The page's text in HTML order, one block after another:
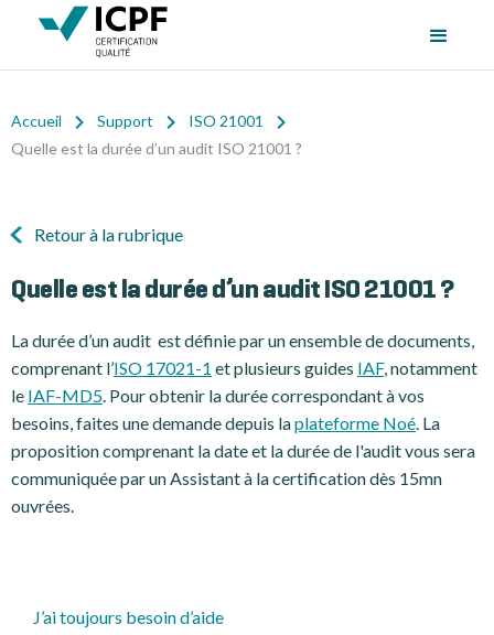
Accueil Support
ISO 21001
Quelle est la durée d’un audit ISO 21001 ?
Retour à la rubrique
Quelle est la durée d’un audit ISO 21001 ?
La durée d’un audit est définie par un ensemble de documents,
comprenant l’ISO 17021-1 et plusieurs guides IAF, notamment
le IAF-MD5. Pour obtenir la durée correspondant à vos
besoins, faites une demande depuis laplateforme Noé. La
proposition comprenant la date et la durée de l'audit vous sera
communiquée par un Assistant à la certification dès 15mn
ouvrées.
J’ai toujours besoin d’aide